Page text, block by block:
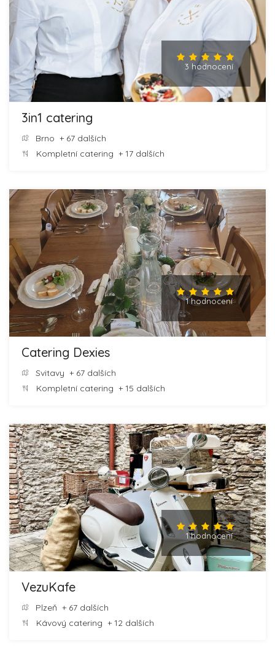
3 hodnocení
3in1 catering
Brno + 67 dalších
Kompletní catering + 17 dalších
1 hodnocení
Catering Dexies
Svitavy + 67 dalších
Kompletní catering + 15 dalších
1 hodnocení
VezuKafe
Plzeň + 67 dalších
Kávový catering + 12 dalších